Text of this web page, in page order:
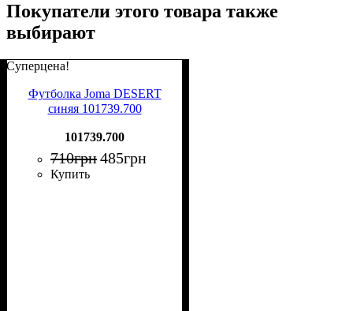
Покупатели этого товара также
выбирают
Суперцена!
Футболка Joma DESERT
синяя 101739.700
101739.700
710грн485грн
Купить